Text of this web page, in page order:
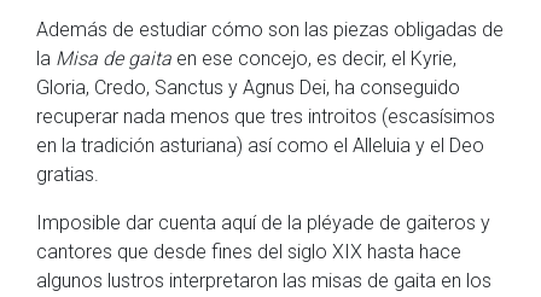
Además de estudiar cómo son las piezas obligadas de
la Misa de gaita en ese concejo, es decir, el Kyrie,
Gloria, Credo, Sanctus y Agnus Dei, ha conseguido
recuperar nada menos que tres introitos (escasísimos
en la tradición asturiana) así como el Alleluia y el Deo
gratias.
Imposible dar cuenta aquí de la pléyade de gaiteros y
cantores que desde fines del siglo XIX hasta hace
algunos lustros interpretaron las misas de gaita en los